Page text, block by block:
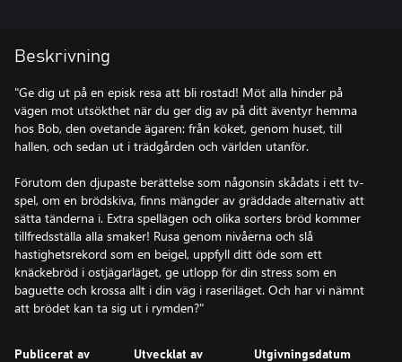
Beskrivning
"Ge dig ut på en episk resa att bli rostad! Möt alla hinder på
vägen mot utsökthet när du ger dig av på ditt äventyr hemma
hos Bob, den ovetande ägaren: från köket, genom huset, till
hallen, och sedan ut i trädgården och världen utanför.
Förutom den djupaste berättelse som någonsin skådats i ett tv-
spel, om en brödskiva, finns mängder av gräddade alternativ att
sätta tänderna i. Extra spellägen och olika sorters bröd kommer
tillfredsställa alla smaker! Rusa genom nivåerna och slå
hastighetsrekord som en beigel, uppfyll ditt öde som ett
knäckebröd i ostjägarläget, ge utlopp för din stress som en
baguette och krossa allt i din väg i raseriläget. Och har vi nämnt
att brödet kan ta sig ut i rymden?"
Publicerat av Utvecklat av Utgivningsdatum